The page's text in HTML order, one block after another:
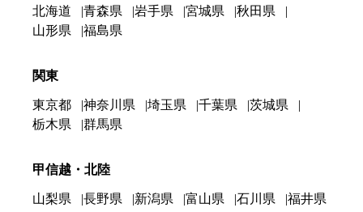
北海道 青森県 岩手県 宮城県
秋田県
山形県
福島県
関東
東京都 神奈川県 埼玉県 千葉県
茨城県
栃木県
群馬県
甲信越・北陸
山梨県 長野県 新潟県 富山県 石川県 福井県